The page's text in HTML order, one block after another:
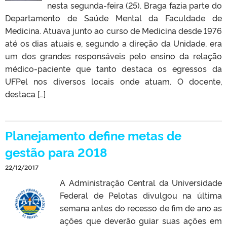
nesta segunda-feira (25). Braga fazia parte do
Departamento de Saúde Mental da Faculdade de
Medicina. Atuava junto ao curso de Medicina desde 1976
até os dias atuais e, segundo a direção da Unidade, era
um dos grandes responsáveis pelo ensino da relação
médico-paciente que tanto destaca os egressos da
UFPel nos diversos locais onde atuam. O docente,
destaca […]
Planejamento define metas de
gestão para 2018
22/12/2017
A Administração Central da Universidade
Federal de Pelotas divulgou na última
semana antes do recesso de fim de ano as
ações que deverão guiar suas ações em